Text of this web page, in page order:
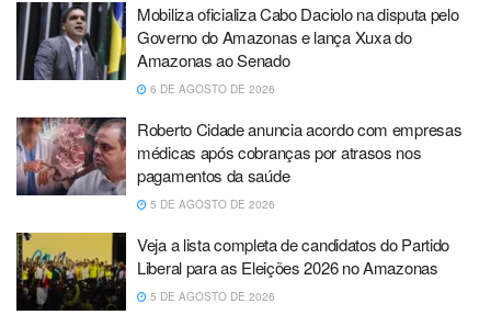
Mobiliza oficializa Cabo Daciolo na disputa pelo
Governo do Amazonas e lança Xuxa do
Amazonas ao Senado
6 DE AGOSTO DE 2026
Roberto Cidade anuncia acordo com empresas
médicas após cobranças por atrasos nos
pagamentos da saúde
5 DE AGOSTO DE 2026
Veja a lista completa de candidatos do Partido
Liberal para as Eleições 2026 no Amazonas
5 DE AGOSTO DE 2026